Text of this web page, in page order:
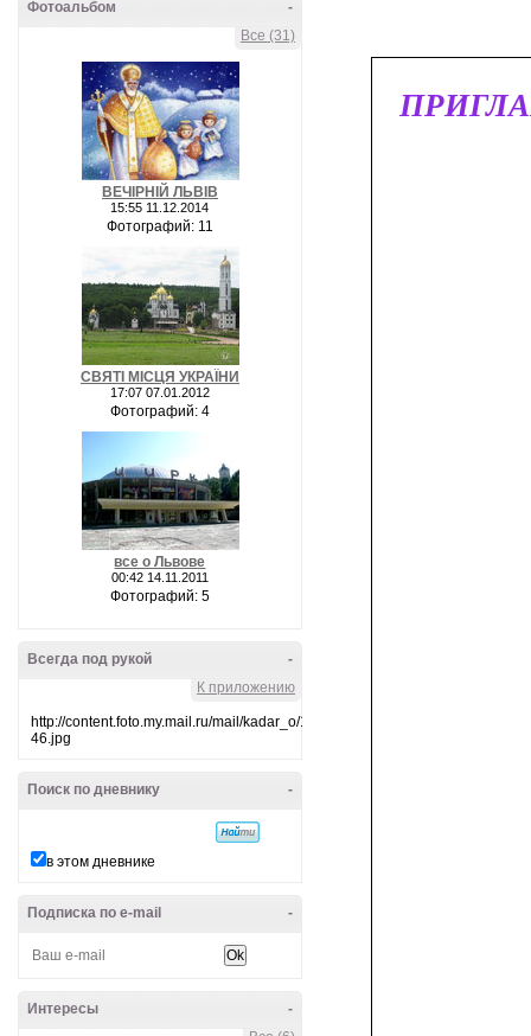
-
Фотоальбом
Все (31)
ВЕЧІРНІЙ ЛЬВІВ
15:55 11.12.2014
Фотографий: 11
СВЯТІ МІСЦЯ УКРАЇНИ
17:07 07.01.2012
Фотографий: 4
все о Львове
00:42 14.11.2011
Фотографий: 5
-
Всегда под рукой
К приложению
http://content.foto.my.mail.ru/mail/kadar_o/10/i-
46.jpg
-
Поиск по дневнику
в этом дневнике
-
Подписка по e-mail
-
Интересы